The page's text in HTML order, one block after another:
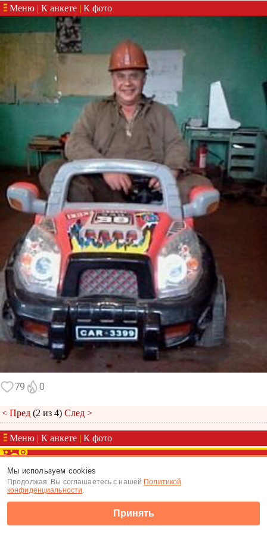
Меню | К анкете | К фото
79 0
< Пред (2 из 4) След >
Меню | К анкете | К фото
(c) Tabor.ru 2026
Мы используем cookies
Продолжая, Вы соглашаетесь с нашей Политикой
конфиденциальности.
Принять